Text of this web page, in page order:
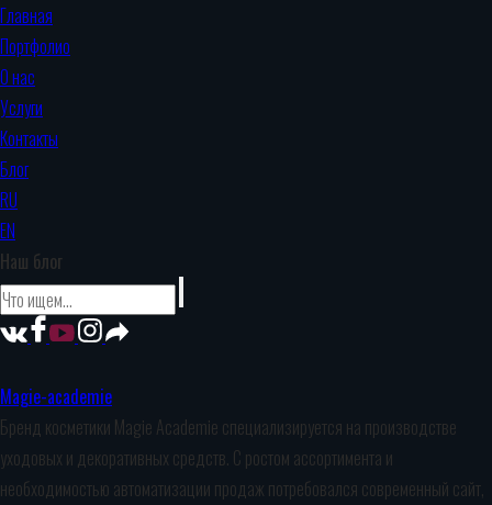
Главная
Портфолио
О нас
Услуги
Контакты
Блог
RU
EN
Наш блог
Magie-academie
Бренд косметики Magie Academie специализируется на производстве
уходовых и декоративных средств. С ростом ассортимента и
необходимостью автоматизации продаж потребовался современный сайт,